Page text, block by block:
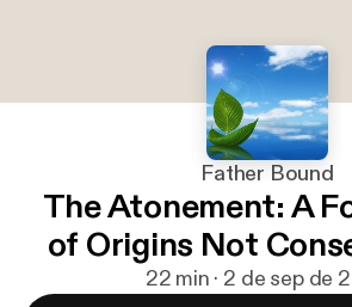
Father Bound
The Atonement: A
of Origins Not
22 min · 2 de sep de